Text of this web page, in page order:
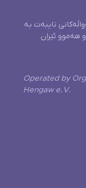
تایبەت بە
هەموو ئێران
Operated by
Hengaw e.V.